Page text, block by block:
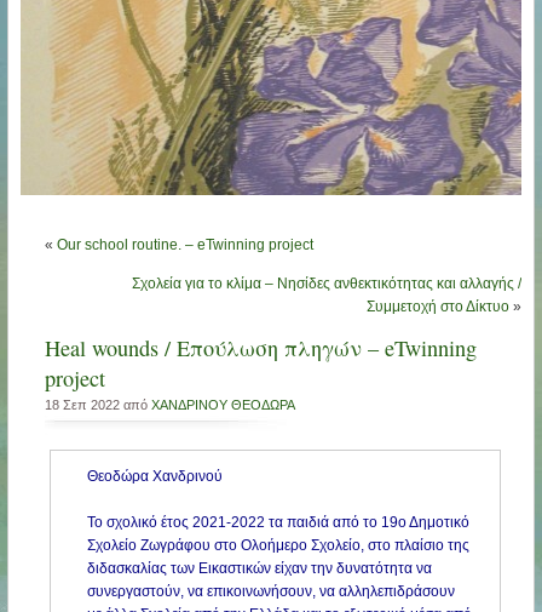
« Our school routine. – eTwinning project
Σχολεία για το κλίμα – Νησίδες ανθεκτικότητας και αλλαγής /
Συμμετοχή στο Δίκτυο »
Heal wounds / Επούλωση πληγών – eTwinning
project
18 Σεπ 2022 από ΧΑΝΔΡΙΝΟΥ ΘΕΟΔΩΡΑ
Θεοδώρα Χανδρινού
Το σχολικό έτος 2021-2022 τα παιδιά από το 19ο Δημοτικό
Σχολείο Ζωγράφου στο Ολοήμερο Σχολείο, στο πλαίσιο της
διδασκαλίας των Εικαστικών είχαν την δυνατότητα να
συνεργαστούν, να επικοινωνήσουν, να αλληλεπιδράσουν